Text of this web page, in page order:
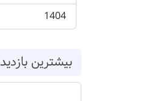
1404
بیشترین بازدید